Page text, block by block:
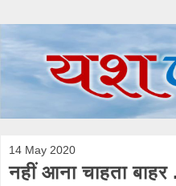
14 May 2020
नहीं आना चाहता बाहर